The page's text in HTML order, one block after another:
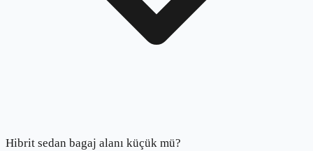
Hibrit sedan bagaj alanı küçük mü?